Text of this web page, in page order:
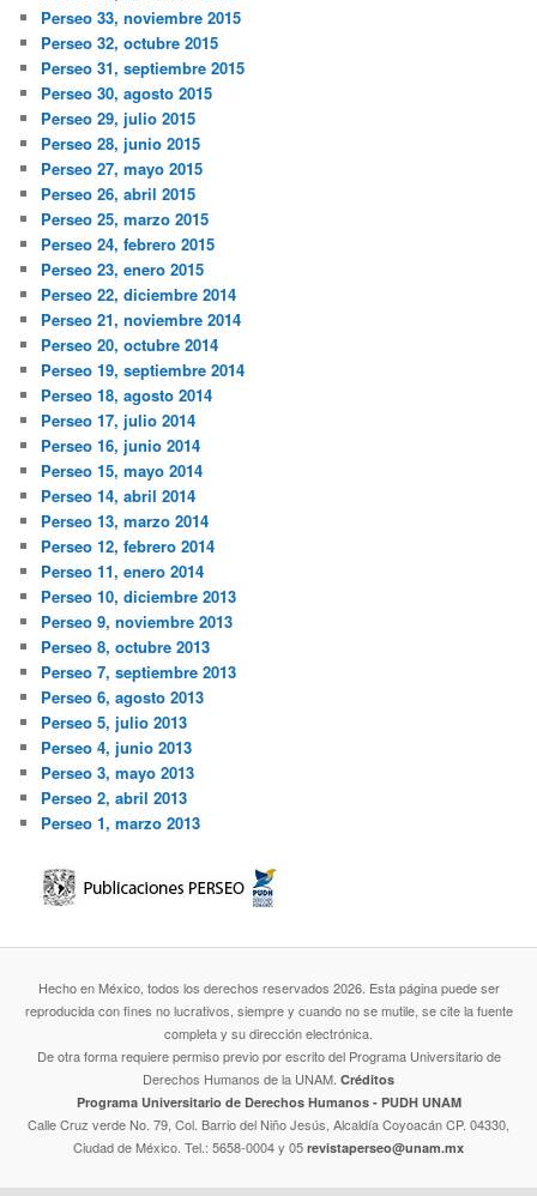
Perseo 33, noviembre 2015
Perseo 32, octubre 2015
Perseo 31, septiembre 2015
Perseo 30, agosto 2015
Perseo 29, julio 2015
Perseo 28, junio 2015
Perseo 27, mayo 2015
Perseo 26, abril 2015
Perseo 25, marzo 2015
Perseo 24, febrero 2015
Perseo 23, enero 2015
Perseo 22, diciembre 2014
Perseo 21, noviembre 2014
Perseo 20, octubre 2014
Perseo 19, septiembre 2014
Perseo 18, agosto 2014
Perseo 17, julio 2014
Perseo 16, junio 2014
Perseo 15, mayo 2014
Perseo 14, abril 2014
Perseo 13, marzo 2014
Perseo 12, febrero 2014
Perseo 11, enero 2014
Perseo 10, diciembre 2013
Perseo 9, noviembre 2013
Perseo 8, octubre 2013
Perseo 7, septiembre 2013
Perseo 6, agosto 2013
Perseo 5, julio 2013
Perseo 4, junio 2013
Perseo 3, mayo 2013
Perseo 2, abril 2013
Perseo 1, marzo 2013
Hecho en México, todos los derechos reservados 2026. Esta página puede ser
reproducida con fines no lucrativos, siempre y cuando no se mutile, se cite la fuente
completa y su dirección electrónica.
De otra forma requiere permiso previo por escrito del Programa Universitario de
Derechos Humanos de la UNAM. Créditos
Programa Universitario de Derechos Humanos - PUDH UNAM
Calle Cruz verde No. 79, Col. Barrio del Niño Jesús, Alcaldía Coyoacán CP. 04330,
Ciudad de México. Tel.: 5658-0004 y 05 revistaperseo@unam.mx